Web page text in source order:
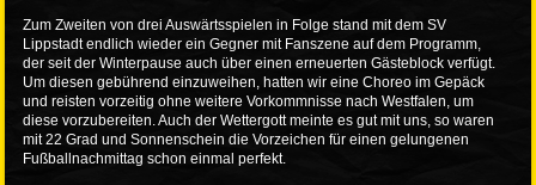
Zum Zweiten von drei Auswärtsspielen in Folge stand mit dem SV
Lippstadt endlich wieder ein Gegner mit Fanszene auf dem Programm,
der seit der Winterpause auch über einen erneuerten Gästeblock verfügt.
Um diesen gebührend einzuweihen, hatten wir eine Choreo im Gepäck
und reisten vorzeitig ohne weitere Vorkommnisse nach Westfalen, um
diese vorzubereiten. Auch der Wettergott meinte es gut mit uns, so waren
mit 22 Grad und Sonnenschein die Vorzeichen für einen gelungenen
Fußballnachmittag schon einmal perfekt.